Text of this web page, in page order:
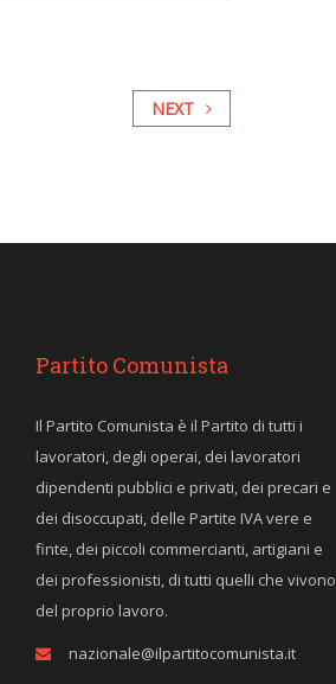
NEXT
Partito Comunista
Il Partito Comunista è il Partito di tutti i
lavoratori, degli operai, dei lavoratori
dipendenti pubblici e privati, dei precari e
dei disoccupati, delle Partite IVA vere e
finte, dei piccoli commercianti, artigiani e
dei professionisti, di tutti quelli che vivono
del proprio lavoro.
nazionale@ilpartitocomunista.it